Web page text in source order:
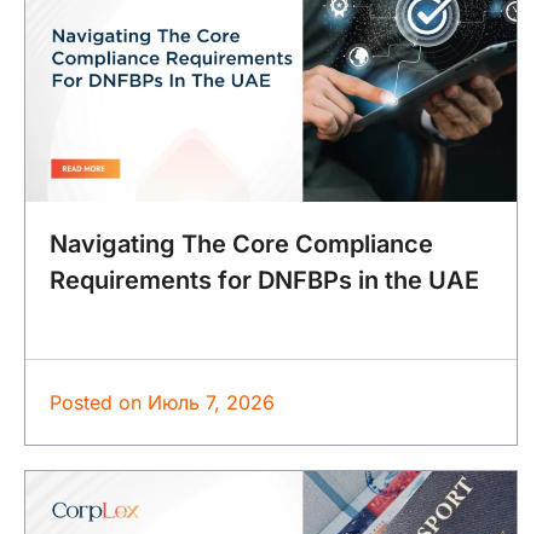
Navigating The Core Compliance
Requirements for DNFBPs in the UAE
Posted on Июль 7, 2026